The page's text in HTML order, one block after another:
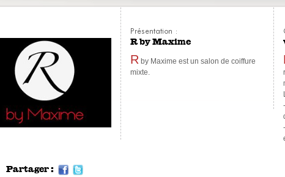
Présentation :
R by Maxime
R by Maxime est un salon de coiffure
mixte.
Partager :